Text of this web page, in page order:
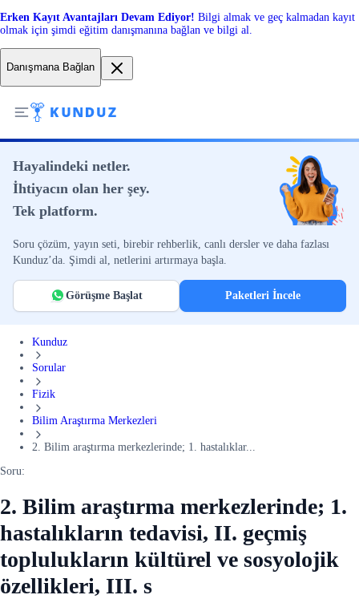
Erken Kayıt Avantajları Devam Ediyor! Bilgi almak ve geç kalmadan kayıt
olmak için şimdi eğitim danışmanına bağlan ve bilgi al.
Danışmana Bağlan
Hayalindeki netler.
İhtiyacın olan her şey.
Tek platform.
Soru çözüm, yayın seti, birebir rehberlik, canlı dersler ve daha fazlası
Kunduz’da. Şimdi al, netlerini artırmaya başla.
Görüşme Başlat Paketleri İncele
Kunduz
Sorular
Fizik
Bilim Araştırma Merkezleri
2. Bilim araştırma merkezlerinde; 1. hastalıklar...
Soru:
2. Bilim araştırma merkezlerinde; 1.
hastalıkların tedavisi, II. geçmiş
toplulukların kültürel ve sosyolojik
özellikleri, III. s